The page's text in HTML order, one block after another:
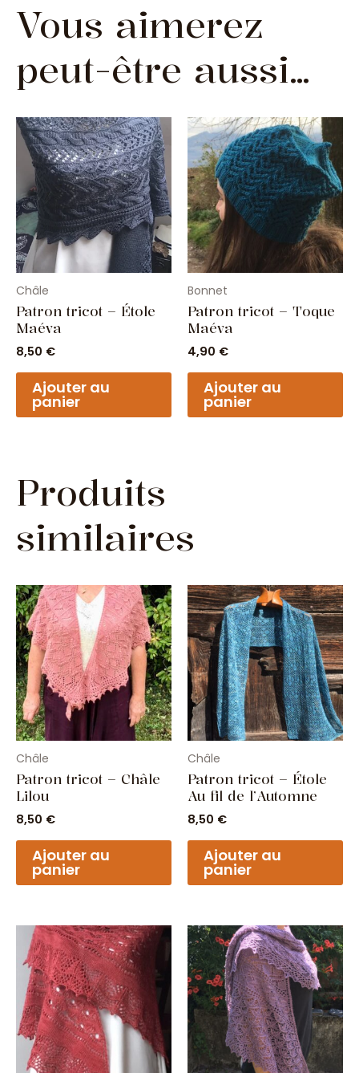
Vous aimerez
peut-être aussi…
Châle
Patron tricot – Étole
Maéva
8,50 €
Ajouter au
panier
Bonnet
Patron tricot – Toque
Maéva
4,90 €
Ajouter au
panier
Produits
similaires
Châle
Patron tricot – Châle
Lilou
8,50 €
Ajouter au
panier
Châle
Patron tricot – Étole
Au fil de l’Automne
8,50 €
Ajouter au
panier